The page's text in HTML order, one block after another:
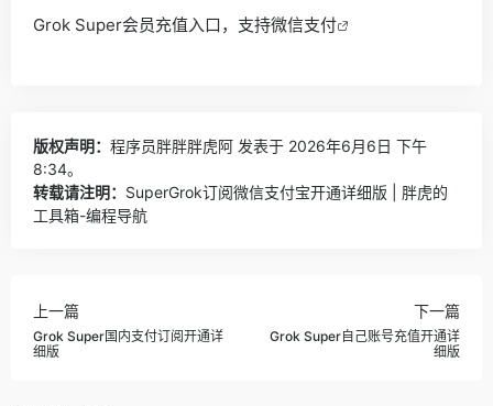
Grok Super会员充值入口，支持微信支付
版权声明： 程序员胖胖胖虎阿 发表于 2026年6月6日 下午
8:34。
转载请注明： SuperGrok订阅微信支付宝开通详细版 | 胖虎的
工具箱-编程导航
上一篇
Grok Super国内支付订阅开通详
细版
下一篇
Grok Super自己账号充值开通详
细版